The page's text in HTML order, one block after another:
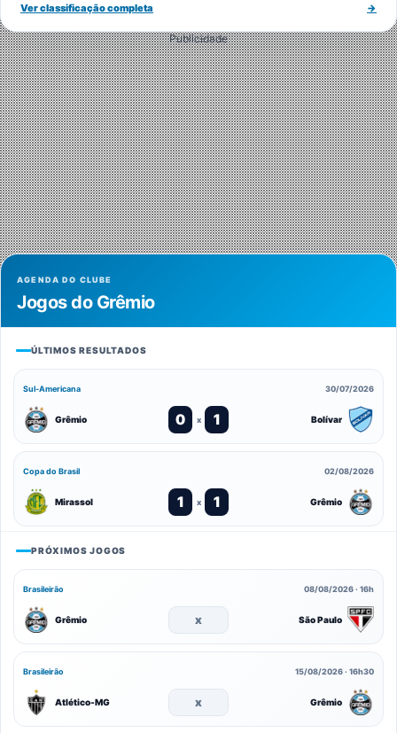
Ver classificação completa →
Publicidade
AGENDA DO CLUBE
Jogos do Grêmio
ÚLTIMOS RESULTADOS
Sul-Americana 30/07/2026
Grêmio 0 x 1 Bolívar
Copa do Brasil 02/08/2026
Mirassol 1 x 1 Grêmio
PRÓXIMOS JOGOS
Brasileirão 08/08/2026 · 16h
Grêmio x São Paulo
Brasileirão 15/08/2026 · 16h30
Atlético-MG x Grêmio